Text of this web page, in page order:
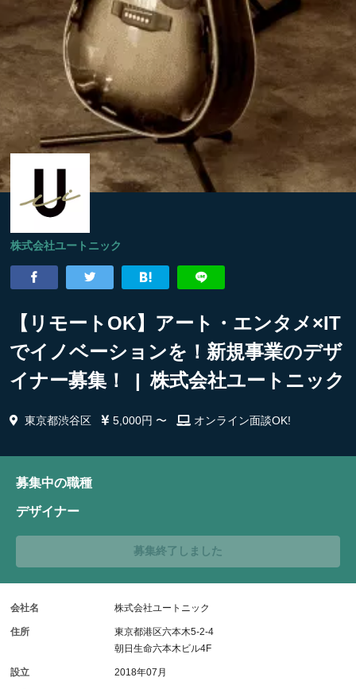
株式会社ユートニック
【リモートOK】アート・エンタメ×IT
でイノベーションを！新規事業のデザ
イナー募集！ | 株式会社ユートニック
東京都渋谷区 5,000円 〜 オンライン面談OK!
募集中の職種
デザイナー
募集終了しました
会社名 株式会社ユートニック
住所
東京都港区六本木5-2-4
朝日生命六本木ビル4F
設立 2018年07月